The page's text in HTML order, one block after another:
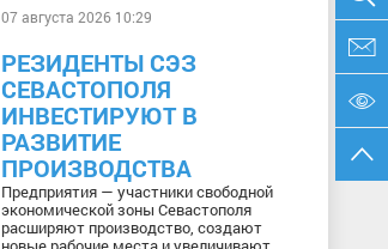
07 августа 2026 10:29
РЕЗИДЕНТЫ СЭЗ
СЕВАСТОПОЛЯ
ИНВЕСТИРУЮТ В
РАЗВИТИЕ
ПРОИЗВОДСТВА
Предприятия — участники свободной
экономической зоны Севастополя
расширяют производство, создают